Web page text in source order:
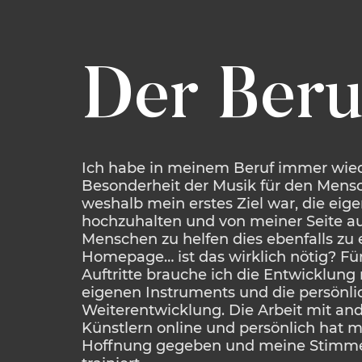
Der
Ich habe in meinem Beruf immer
Besonderheit der Musik für den
weshalb mein erstes Ziel war, die
hochzuhalten und von meiner Seite
Menschen zu helfen dies ebenfalls zu
Homepage… ist das wirklich nötig?
Auftritte brauche ich die Entwicklung
eigenen Instruments und die
Weiterentwicklung. Die Arbeit mit
Künstlern online und persönlich hat
Hoffnung gegeben und meine